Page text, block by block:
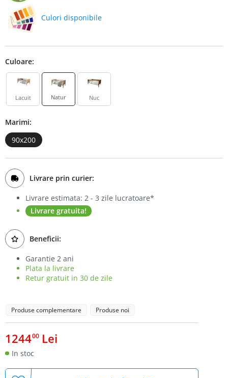
Culori disponibile
Culoare:
Lacuit Natur Nuc
Marimi:
90x200
Livrare prin curier:
Livrare estimata: 2 - 3 zile lucratoare*
Livrare gratuita!
Beneficii:
Garantie 2 ani
Plata la livrare
Retur gratuit in 30 de zile
Produse complementare Produse noi
124400 Lei
In stoc
Bufet
Biblioteca